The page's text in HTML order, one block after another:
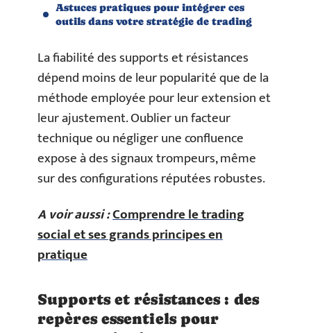
Astuces pratiques pour intégrer ces
outils dans votre stratégie de trading
La fiabilité des supports et résistances
dépend moins de leur popularité que de la
méthode employée pour leur extension et
leur ajustement. Oublier un facteur
technique ou négliger une confluence
expose à des signaux trompeurs, même
sur des configurations réputées robustes.
A voir aussi :Comprendre le trading
social et ses grands principes en
pratique
Supports et résistances : des
repères essentiels pour